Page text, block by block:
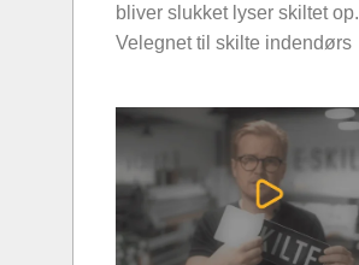
bliver slukket lyser skiltet op.
Velegnet til skilte indendørs